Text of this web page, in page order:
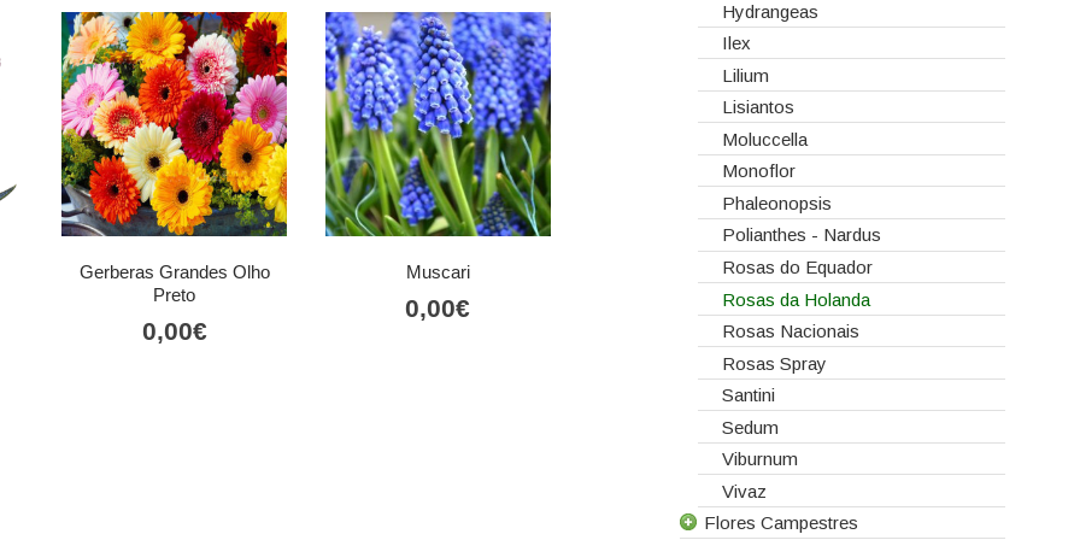
Gerberas Grandes Olho
Preto
0,00€
Muscari
0,00€
Hydrangeas
Ilex
Lilium
Lisiantos
Moluccella
Monoflor
Phaleonopsis
Polianthes - Nardus
Rosas do Equador
Rosas da Holanda
Rosas Nacionais
Rosas Spray
Santini
Sedum
Viburnum
Vivaz
Flores Campestres